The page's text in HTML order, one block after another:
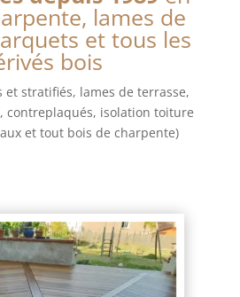
lames de
et tous les
bois
stratifiés, lames de terrasse,
contreplaqués, isolation toiture
et tout bois de charpente)